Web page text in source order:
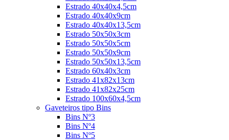
Estrado 40x40x4,5cm
Estrado 40x40x9cm
Estrado 40x40x13,5cm
Estrado 50x50x3cm
Estrado 50x50x5cm
Estrado 50x50x9cm
Estrado 50x50x13,5cm
Estrado 60x40x3cm
Estrado 41x82x13cm
Estrado 41x82x25cm
Estrado 100x60x4,5cm
Gaveteiros tipo Bins
Bins Nº3
Bins Nº4
Bins Nº5